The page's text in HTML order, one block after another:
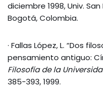
diciembre 1998, Univ.
Bogotá, Colombia.
· Fallas López, L. “Dos
pensamiento antiguo:
Filosofía de la
385-393, 1999.